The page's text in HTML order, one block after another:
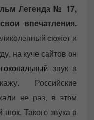
Легенда № 17,
впечатления.
сюжет и
на куче сайтов он
звук в
Российские
не раз, в этом
шок. Такого звука в